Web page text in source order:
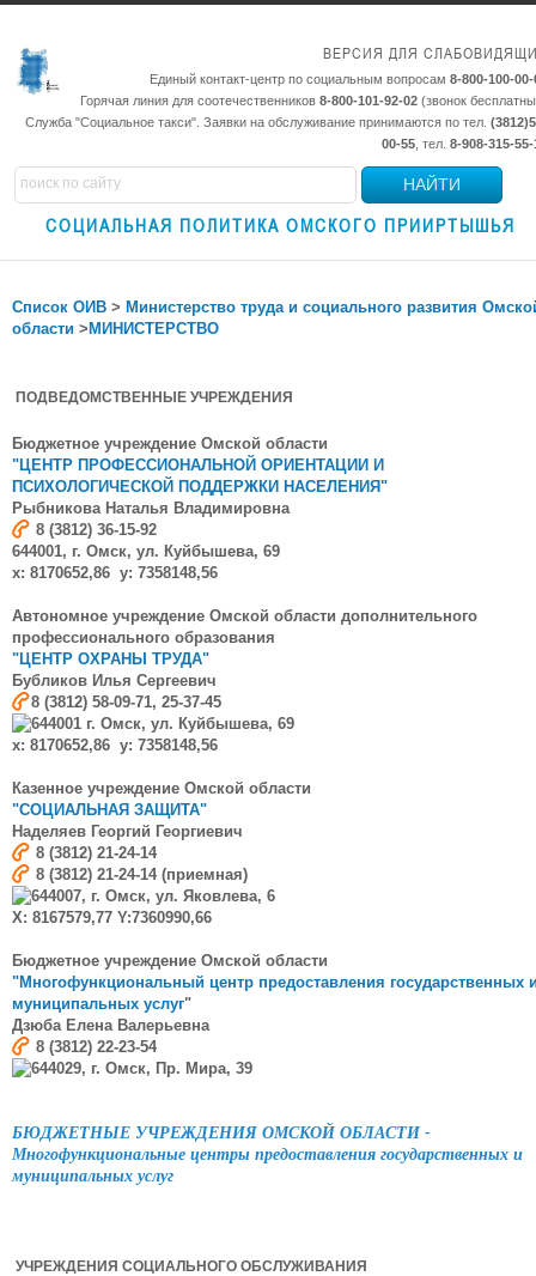
ВЕРСИЯ ДЛЯ
Единый контакт-центр по социальным вопросам 8-800-100-00-
Горячая линия для соотечественников 8-800-101-92-02 (звонок
Служба "Социальное такси". Заявки на обслуживание принимаются по тел.
00-55 , тел. 8-908-315-55-
НАЙТИ
СОЦИАЛЬНАЯ ПОЛИТИКА ОМСКОГО ПРИИРТЫШЬЯ
Список ОИВ > Министерство труда и социального развития
области > МИНИСТЕРСТВО
ПОДВЕДОМСТВЕННЫЕ УЧРЕЖДЕНИЯ
Бюджетное учреждение Омской области
"ЦЕНТР ПРОФЕССИОНАЛЬНОЙ ОРИЕНТАЦИИ И
ПСИХОЛОГИЧЕСКОЙ ПОДДЕРЖКИ НАСЕЛЕНИЯ"
РыбниковаНаталья Владимировна
8 (3812) 36-15-92
644001, г. Омск, ул. Куйбышева, 69
x: 8170652,86 y: 7358148,56
Автономное учреждение Омской области дополнительного
профессионального образования
"ЦЕНТР ОХРАНЫ ТРУДА"
Бубликов Илья Сергеевич
8 (3812) 58-09-71, 25-37-45
644001 г. Омск, ул. Куйбышева, 69
x: 8170652,86 y: 7358148,56
Казенное учреждение Омской области
"СОЦИАЛЬНАЯ ЗАЩИТА"
Наделяев Георгий Георгиевич
8 (3812) 21-24-14
8 (3812) 21-24-14 (приемная)
644007, г. Омск, ул. Яковлева, 6
Х: 8167579,77 Y:7360990,66
Бюджетное учреждение Омской области
"Многофункциональный центр предоставления государственных
муниципальных услуг"
Дзюба Елена Валерьевна
8 (3812) 22-23-54
644029, г. Омск, Пр. Мира, 39
БЮДЖЕТНЫЕ УЧРЕЖДЕНИЯ ОМСКОЙ ОБЛАСТИ -
Многофункциональные центры предоставления государственных и
муниципальных услуг
УЧРЕЖДЕНИЯ СОЦИАЛЬНОГО ОБСЛУЖИВАНИЯ